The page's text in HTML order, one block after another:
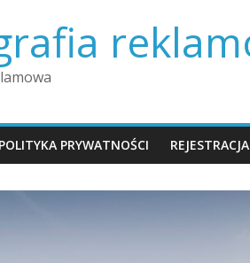
POLITYKA PRYWATNOŚCI